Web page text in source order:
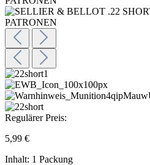
Regulärer Preis:
5,99 €
Inhalt: 1 Packung